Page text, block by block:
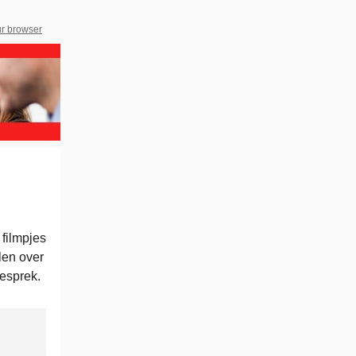
browser
over